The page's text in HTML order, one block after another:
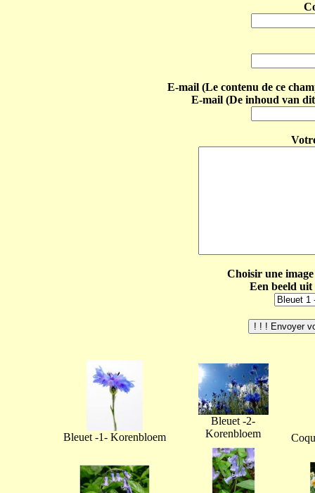
E-mail (Le contenu de ce
E-mail (De inhoud van
Choisir une
Een beeld
Bleuet -1- Korenbloem
Bleuet -2-
Korenbloem